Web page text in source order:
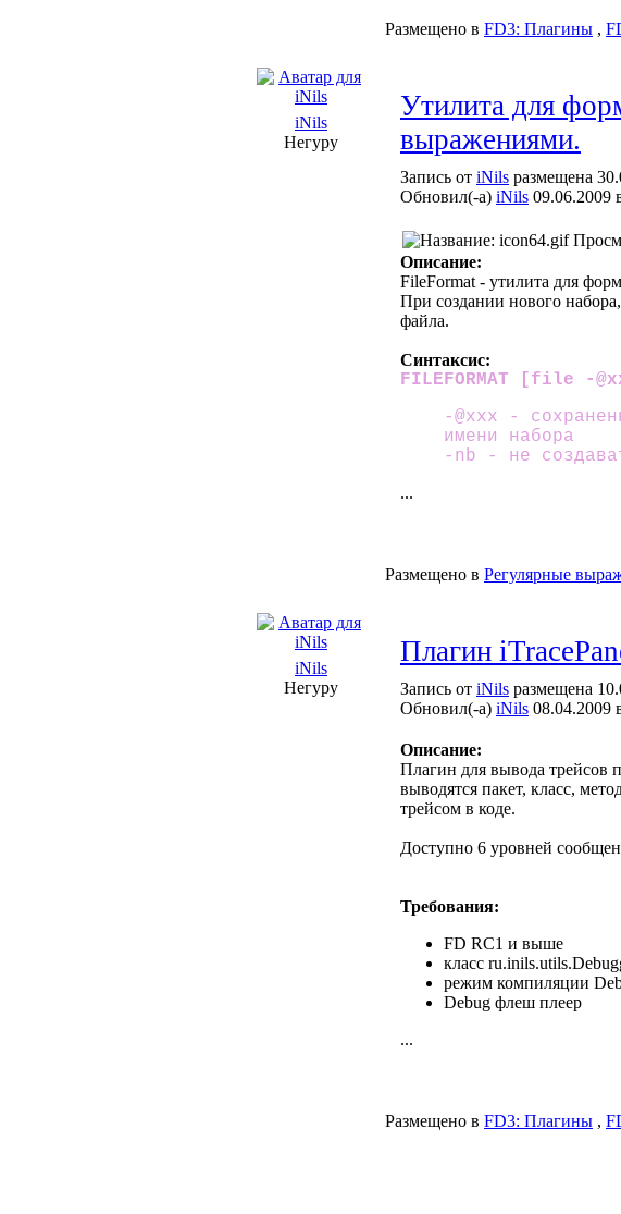
Размещено в FD3: Плагины ,
iNils
Негуру
Утилита для
выражениями.
Запись от iNils размещена
Обновил(-а) iNils 09.06.2009
Описание:
FileFormat - утилита для
При создании нового
файла.
Синтаксис:
FILEFORMAT [file -
-@xxx -
имени набора
-nb - не
...
Размещено в Регулярные
iNils
Негуру
Плагин
Запись от iNils размещена
Обновил(-а) iNils 08.04.2009
Описание:
Плагин для вывода трейсов
выводятся пакет, класс,
трейсом в коде.
Доступно 6 уровней
Требования:
FD RC1 и выше
класс
режим компиляции
Debug флеш плеер
...
Размещено в FD3: Плагины ,